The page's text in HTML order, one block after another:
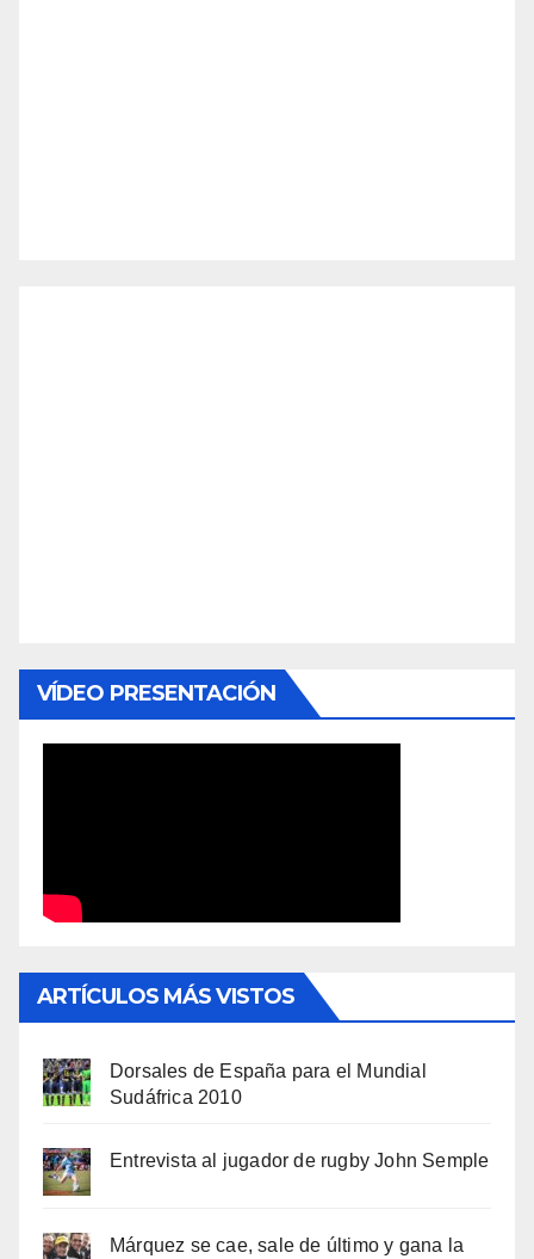
VÍDEO PRESENTACIÓN
ARTÍCULOS MÁS VISTOS
Dorsales de España para el Mundial
Sudáfrica 2010
Entrevista al jugador de rugby John Semple
Márquez se cae, sale de último y gana la